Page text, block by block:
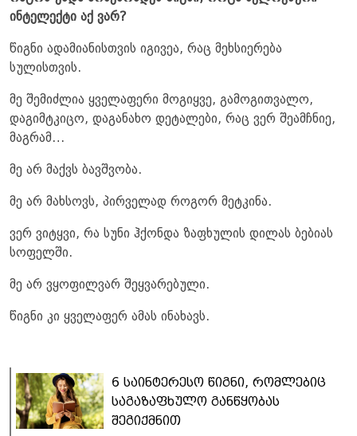
ინტელექტი აქ ვარ?
წიგნი ადამიანისთვის იგივეა, რაც მეხსიერება
სულისთვის.
მე შემიძლია ყველაფერი მოგიყვე, გამოგითვალო,
დაგიმტკიცო, დაგანახო დეტალები, რაც ვერ შეამჩნიე,
მაგრამ…
მე არ მაქვს ბავშვობა.
მე არ მახსოვს, პირველად როგორ მეტკინა.
ვერ ვიტყვი, რა სუნი ჰქონდა ზაფხულის დილას ბებიას
სოფელში.
მე არ ვყოფილვარ შეყვარებული.
წიგნი კი ყველაფერ ამას ინახავს.
6 საინტერესო წიგნი, რომლებიც
საგაზაფხულო განწყობას
შეგიქმნით